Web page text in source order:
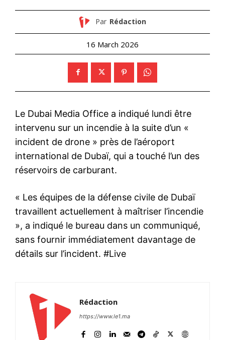
Par Rédaction
16 March 2026
Le Dubai Media Office a indiqué lundi être
intervenu sur un incendie à la suite d’un «
incident de drone » près de l’aéroport
international de Dubaï, qui a touché l’un des
réservoirs de carburant.
« Les équipes de la défense civile de Dubaï
travaillent actuellement à maîtriser l’incendie
», a indiqué le bureau dans un communiqué,
sans fournir immédiatement davantage de
détails sur l’incident. #Live
Rédaction
https://www.le1.ma